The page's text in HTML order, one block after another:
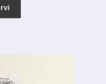
€. 2.59 €.